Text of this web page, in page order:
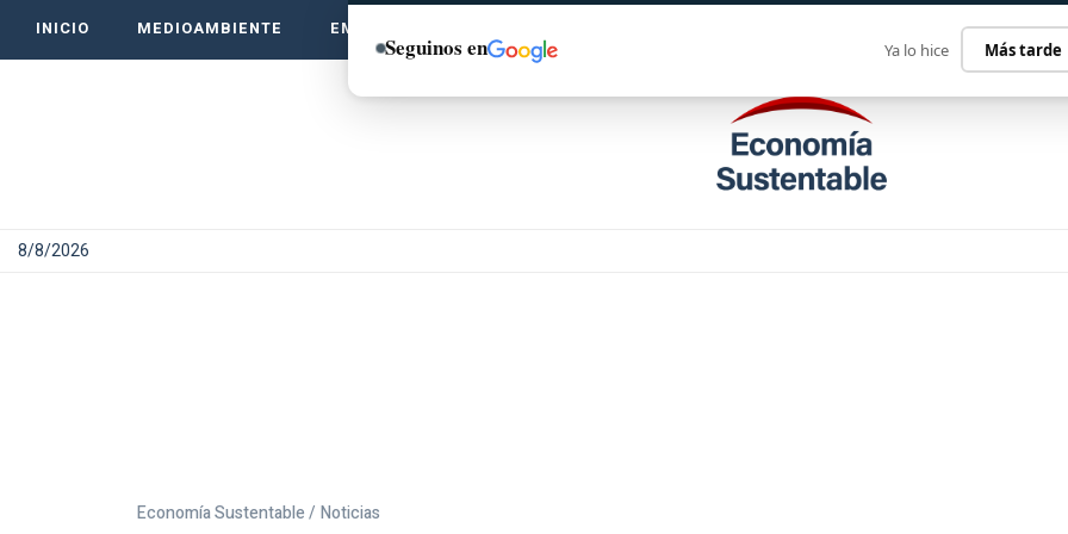
INICIO MEDIOAMBIENTE EMPRENDE VERDE
8/8/2026
Economía Sustentable / Noticias
Seguinos en Ya lo hice Más tarde